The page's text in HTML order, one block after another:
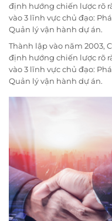
định hướng chiến lược rõ
vào 3 lĩnh vực chủ đạo:
Quản lý vận hành dự án.
Thành lập vào năm 2003,
định hướng chiến lược rõ
vào 3 lĩnh vực chủ đạo:
Quản lý vận hành dự án.